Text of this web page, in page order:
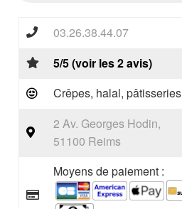
03.26.38.44.07
5/5 (voir les 2 avis)
Crêpes, halal, pâtisseries
2 Av. Georges Hodin,
51100 Reims
Moyens de paiement :